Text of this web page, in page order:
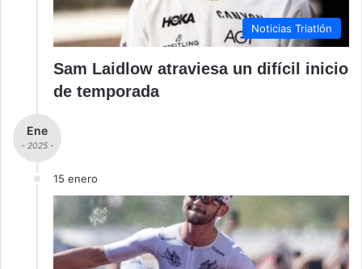
Noticias Triatlón
Sam Laidlow atraviesa un difícil inicio
de temporada
Ene
- 2025 -
15 enero